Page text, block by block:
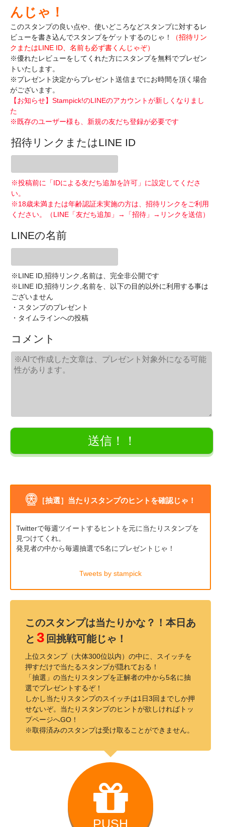
んじゃ！
このスタンプの良い点や、使いどころなどスタンプに対するレ
ビューを書き込んでスタンプをゲットするのじゃ！
（招待リン
クまたはLINE ID、名前も必ず書くんじゃぞ）
※優れたレビューをしてくれた方にスタンプを無料でプレゼン
トいたします。
※プレゼント決定からプレゼント送信までにお時間を頂く場合
がございます。
【お知らせ】Stampick!のLINEのアカウントが新しくなりまし
た
※既存のユーザー様も、新規の友だち登録が必要です
招待リンクまたはLINE ID
※投稿前に「IDによる友だち追加を許可」に設定してくださ
い。
※18歳未満または年齢認証未実施の方は、招待リンクをご利用
ください。（LINE「友だち追加」→「招待」→リンクを送信）
LINEの名前
※LINE ID,招待リンク,名前は、完全非公開です
※LINE ID,招待リンク,名前を、以下の目的以外に利用する事は
ございません
・スタンプのプレゼント
・タイムラインへの投稿
コメント
［抽選］当たりスタンプのヒントを確認じゃ！
Twitterで毎週ツイートするヒントを元に当たりスタンプを
見つけてくれ。
発見者の中から毎週抽選で5名にプレゼントじゃ！
Tweets by stampick
このスタンプは当たりかな？！本日あ
と 3 回挑戦可能じゃ！
上位スタンプ（大体300位以内）の中に、スイッチを
押すだけで当たるスタンプが隠れておる！
「抽選」の当たりスタンプを正解者の中から5名に抽
選でプレゼントするぞ！
しかし当たりスタンプのスイッチは1日3回までしか押
せないぞ。当たりスタンプのヒントが欲しければトッ
プページへGO！
※取得済みのスタンプは受け取ることができません。
PUSH